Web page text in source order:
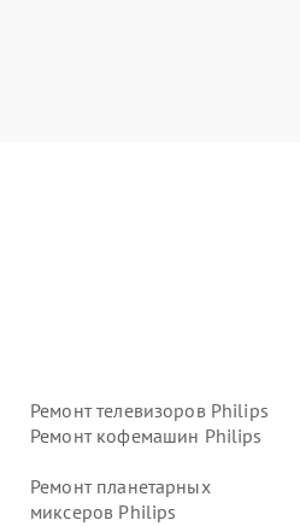
Ремонт телевизоров Philips
Ремонт кофемашин Philips
Ремонт планетарных
миксеров Philips